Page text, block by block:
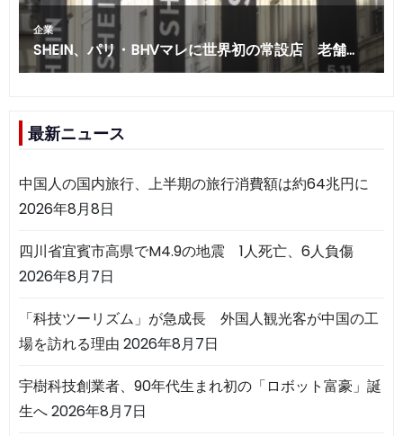
最新ニュース
中国人の国内旅行、上半期の旅行消費額は約64兆円に
2026年8月8日
四川省宜賓市高県でM4.9の地震 1人死亡、6人負傷
2026年8月7日
「科技ツーリズム」が急成長 外国人観光客が中国の工
場を訪れる理由 2026年8月7日
宇樹科技創業者、90年代生まれ初の「ロボット富豪」誕
生へ2026年8月7日